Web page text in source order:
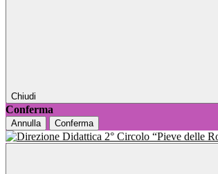
Chiudi
Conferma
Annulla Conferma